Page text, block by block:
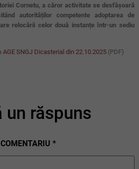
Cornetu, a căror activitate se desfășoară
autorităților competente adoptarea de
relocării celor două instanțe într-un sediu
AGE SNGJ Dicasterial din 22.10.2025(PDF)
un răspuns
COMENTARIU *